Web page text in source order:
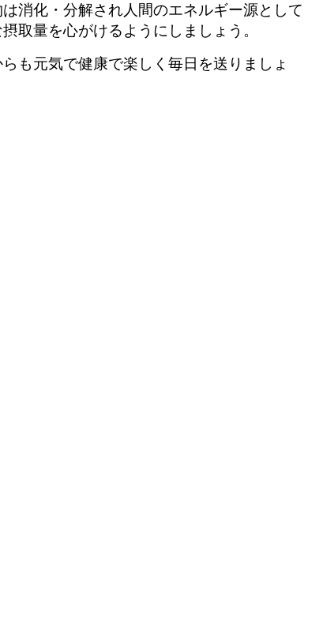
消化・分解され人間のエネルギー源として
取量を心がけるようにしましょう。
も元気で健康で楽しく毎日を送りましょ